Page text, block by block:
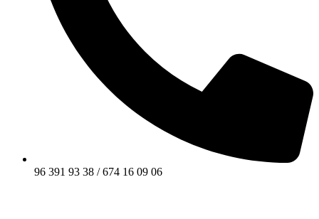
96 391 93 38 / 674 16 09 06